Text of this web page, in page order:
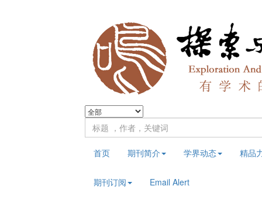
首页 期刊简介 学界动态 精品
期刊订阅 Email Alert